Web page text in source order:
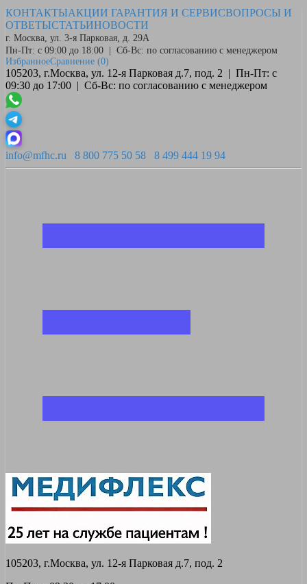
КОНТАКТЫАКЦИИ ГАРАНТИЯ И СЕРВИСВОПРОСЫ И
ОТВЕТЫСТАТЬИНОВОСТИ
г. Москва, ул. 3-я Парковая, д. 29А
Пн-Пт: с 09:00 до 18:00 | Сб-Вс: по согласованию с менеджером
ИзбранноеСравнение (0)
105203, г.Москва, ул. 12-я Парковая д.7, под. 2 | Пн-Пт: с
09:30 до 17:00 | Сб-Вс: по согласованию с менеджером
info@mfhc.ru 8 800 775 50 58 8 499 444 19 94
105203, г.Москва, ул. 12-я Парковая д.7, под. 2